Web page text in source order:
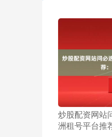
炒股配资网站
洲租号平台推